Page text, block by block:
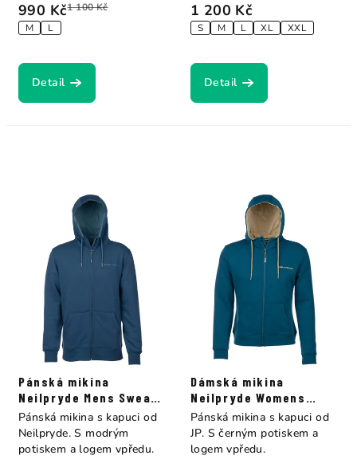
990 Kč1 100 Kč
M
L
Detail
1 200 Kč
S M L XL XXL
Detail
Pánská mikina
Neilpryde Mens Sweat
Zip Hoody pacific
Pánská mikina s kapuci od
Neilpryde. S modrým
potiskem a logem vpředu.
Dámská mikina
Neilpryde Womens
Sweat Jacket peacock
blue
Pánská mikina s kapuci od
JP. S černým potiskem a
logem vpředu.